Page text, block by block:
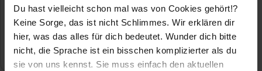
Du hast vielleicht schon mal was von Cookies gehört!?
Keine Sorge, das ist nicht Schlimmes. Wir erklären dir
hier, was das alles für dich bedeutet. Wunder dich bitte
nicht, die Sprache ist ein bisschen komplizierter als du
sie von uns kennst. Sie muss einfach den aktuellen
E-Mail anzeigen
BrancheForschung, Gesundheit, Medizin, Pharma / Chemie,
Biologie, Pflege